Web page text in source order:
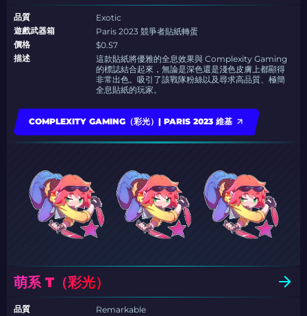
品質
Exotic
遊戲武器箱
Paris 2023 競爭者貼紙轉蛋
價格
$0.57
描述
這款貼紙將優雅的全息效果與 Complexity Gaming
的標誌結合起來，無論是深色還是淺色皮膚上都顯得
非常出色。吸引了該戰隊粉絲以及尋求高品質、極簡
全息貼紙的玩家。
COMPLEXITY GAMING（彩光）| PARIS 2023 維基
萌系 T（彩光）
品質
Remarkable